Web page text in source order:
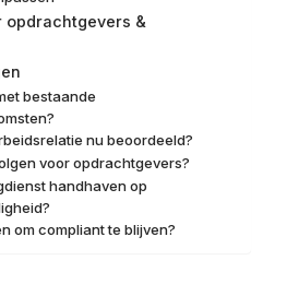
opdrachtgevers &
bestaande
nu beoordeeld?
voor opdrachtgevers?
handhaven op
om compliant te blijven?